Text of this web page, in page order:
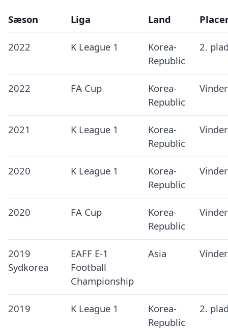
Sæson Liga Land
2022 K League 1
Korea-
Republic
2.
2022 FA Cup
Korea-
Republic
Vinder
2021 K League 1
Korea-
Republic
Vinder
2020 K League 1
Korea-
Republic
Vinder
2020 FA Cup
Korea-
Republic
Vinder
2019
Sydkorea
EAFF E-1
Football
Championship
Asia Vinder
2019 K League 1
Korea-
Republic
2.